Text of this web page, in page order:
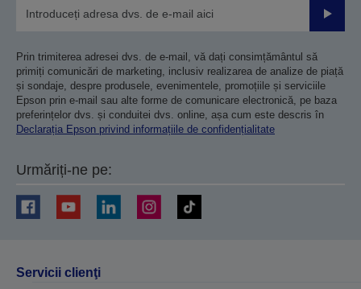
Prin trimiterea adresei dvs. de e-mail, vă dați consimțământul să
primiți comunicări de marketing, inclusiv realizarea de analize de piață
și sondaje, despre produsele, evenimentele, promoțiile și serviciile
Epson prin e-mail sau alte forme de comunicare electronică, pe baza
preferințelor dvs. și conduitei dvs. online, așa cum este descris în
Declarația Epson privind informațiile de confidențialitate
Urmăriți-ne pe:
Servicii clienţi